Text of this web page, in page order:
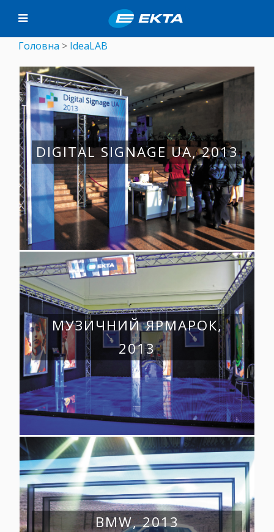
Головна > IdeaLAB
DIGITAL SIGNAGE UA, 2013
МУЗИЧНИЙ ЯРМАРОК,
2013
BMW, 2013